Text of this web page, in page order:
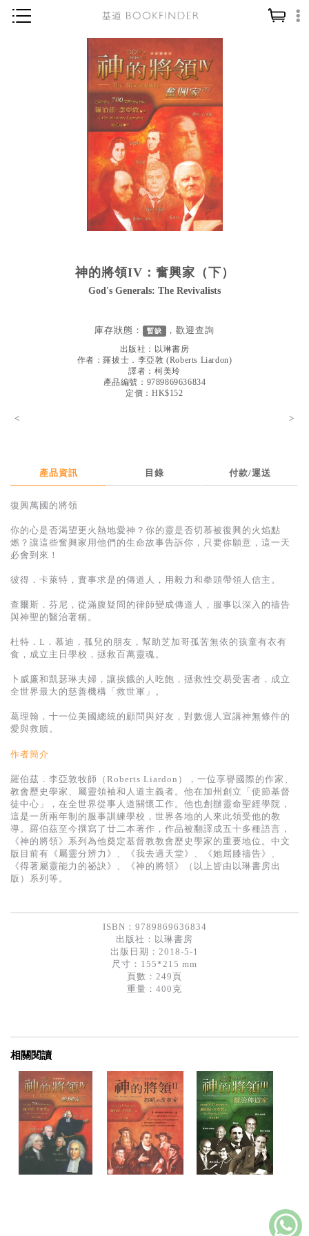
讀經／研經
信仰入門
靈修／禱告
教會事工
社會／倫理
哲學／宗教比較
見證／傳記
得獎作品推介
英文二手書
基道 Top 50
神的將領IV：奮興家（下）
God's Generals: The Revivalists
庫存狀態： 暫缺 ，歡迎查詢
出版社： 以琳書房
作者：羅拔士．李亞敦 (Roberts Liardon)
譯者： 柯美玲
產品編號：9789869636834
定價：HK$152
< >
產品資訊 目錄 付款/運送
復興萬國的將領
你的心是否渴望更火熱地愛神？你的靈是否切慕被復興的火焰點
燃？讓這些奮興家用他們的生命故事告訴你，只要你願意，這一天
必會到來！
彼得．卡萊特，實事求是的傳道人，用毅力和拳頭帶領人信主。
查爾斯．芬尼，從滿腹疑問的律師變成傳道人，服事以深入的禱告
與神聖的醫治著稱。
杜特．L．慕迪，孤兒的朋友，幫助芝加哥孤苦無依的孩童有衣有
食，成立主日學校，拯救百萬靈魂。
卜威廉和凱瑟琳夫婦，讓挨餓的人吃飽，拯救性交易受害者，成立
全世界最大的慈善機構「救世軍」。
葛理翰，十一位美國總統的顧問與好友，對數億人宣講神無條件的
愛與救贖。
作者簡介
羅伯茲．李亞敦牧師（Roberts Liardon），一位享譽國際的作家、
教會歷史學家、屬靈領袖和人道主義者。他在加州創立「使節基督
徒中心」，在全世界從事人道關懷工作。他也創辦靈命聖經學院，
這是一所兩年制的服事訓練學校，世界各地的人來此領受他的教
導。羅伯茲至今撰寫了廿二本著作，作品被翻譯成五十多種語言，
《神的將領》系列為他奠定基督教教會歷史學家的重要地位。中文
版目前有《屬靈分辨力》、《我去過天堂》、《她屈膝禱告》、
《得著屬靈能力的祕訣》、《神的將領》（以上皆由以琳書房出
版）系列等。
ISBN：9789869636834
出版社： 以琳書房
出版日期：2018-5-1
尺寸：155*215 mm
頁數：249頁
重量：400克
相關閱讀